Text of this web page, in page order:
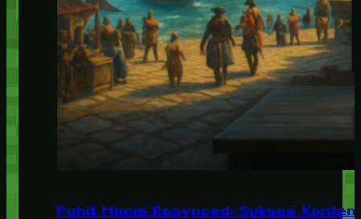
Pahit Manis Resynced: Sukses